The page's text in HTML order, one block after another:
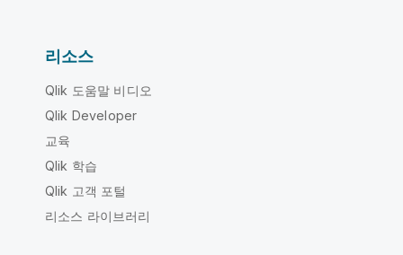
리소스
Qlik 도움말 비디오
Qlik Developer
교육
Qlik 학습
Qlik 고객 포털
리소스 라이브러리